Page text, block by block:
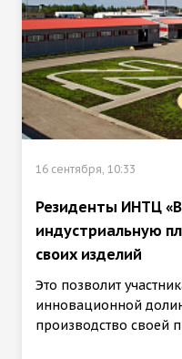
16 сентября, 10:33
Резиденты ИНТЦ
индустриальную
своих изделий
Это позволит
инновационной
производство своей